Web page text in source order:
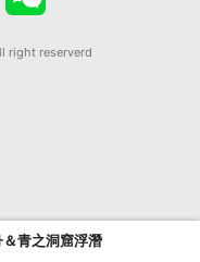
青之洞窟浮潛
right reserverd